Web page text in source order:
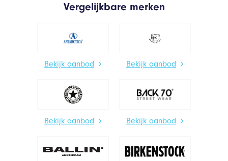
Vergelijkbare merken
Bekijk aanbod Bekijk aanbod
Bekijk aanbod Bekijk aanbod